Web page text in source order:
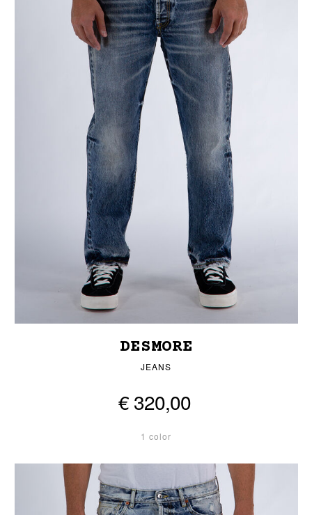
DESMORE
JEANS
€ 320,00
1 color